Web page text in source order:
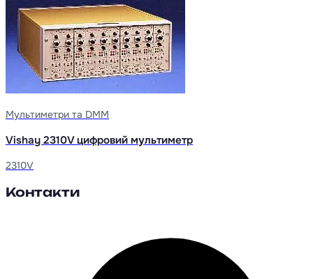
Мультиметри та DMM
Vishay 2310V цифровий мультиметр
2310V
Контакти